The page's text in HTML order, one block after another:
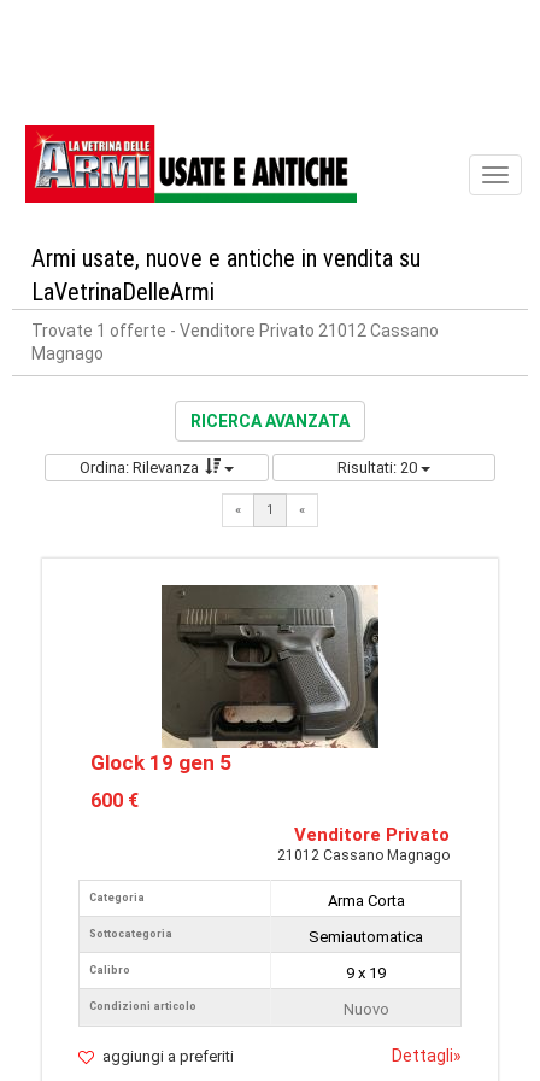
Armi usate, nuove e antiche in vendita su
LaVetrinaDelleArmi
Trovate 1 offerte - Venditore Privato 21012 Cassano
Magnago
RICERCA AVANZATA
Ordina: Rilevanza Risultati: 20
« 1 «
Glock 19 gen 5
600 €
Venditore Privato
21012 Cassano Magnago
Categoria
Sottocategoria
Calibro
Condizioni articolo
Arma Corta
Semiautomatica
9 x 19
Nuovo
aggiungi a preferiti Dettagli»